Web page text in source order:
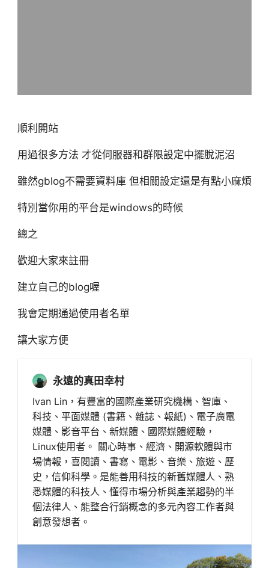
順利開站
用過很多方法 才從伺服器和群限設定中擺脫泥沼
雖然gblog不需要資料庫 但相關設定還是有點小麻煩
特別當你用的平台是windows的時候
總之
歡迎大家來註冊
建立自己的blog喔
我會定期通過使用者名單
讓大家方便
永遠的真田幸村
Ivan Lin，有豐富的國際產業研究機構、智庫、
科技、平面媒體 (書籍、雜誌、報紙)、電子廣電
媒體、影音平台、新媒體、國際媒體經驗，
Linux使用者。 關心時事、經濟、開源軟體與市
場情報，喜閱讀、書寫、電影、音樂、旅遊、歷
史，信仰科學。是能善用科技的新舊媒體人、熟
悉媒體的科技人、懂得市場分析與產業趨勢的半
個法律人、能整合行銷概念的多元內容工作者與
創意發想者。